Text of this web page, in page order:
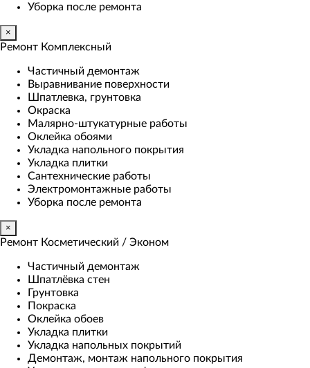
Уборка после ремонта
×
Ремонт Комплексный
Частичный демонтаж
Выравнивание поверхности
Шпатлевка, грунтовка
Окраска
Малярно-штукатурные работы
Оклейка обоями
Укладка напольного покрытия
Укладка плитки
Сантехнические работы
Электромонтажные работы
Уборка после ремонта
×
Ремонт Косметический / Эконом​
Частичный демонтаж
Шпатлёвка стен
Грунтовка
Покраска
Оклейка обоев
Укладка плитки
Укладка напольных покрытий
Демонтаж, монтаж напольного покрытия